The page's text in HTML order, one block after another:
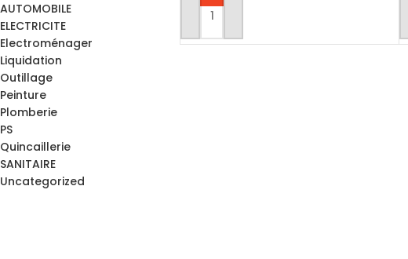
AUTOMOBILE
ELECTRICITE
Electroménager
Liquidation
Outillage
Peinture
Plomberie
PS
Quincaillerie
SANITAIRE
Uncategorized
AJOUTER AU PANIER